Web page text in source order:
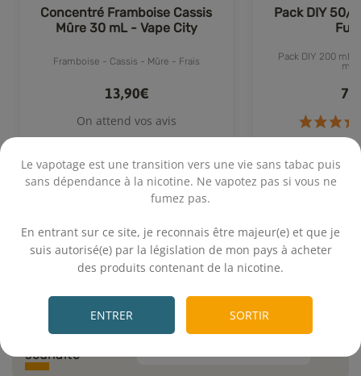
Le vapotage est une transition vers une vie sans tabac puis
sans dépendance à la nicotine. Ne vapotez pas si vous ne
fumez pas.
En entrant sur ce site, je reconnais être majeur(e) et que je
suis autorisé(e) par la législation de mon pays à acheter
des produits contenant de la nicotine.
ENTRER SORTIR
Concentré Framboise Cassis
Mûre 30 mL - Vape City
Framboise - Cassis - Mûre - Frais
13,90€
On attend vos avis
Achat rapide
Pack DIY 50/
Pack DIY 200 mL
Achat
Volume final
souhaité
+